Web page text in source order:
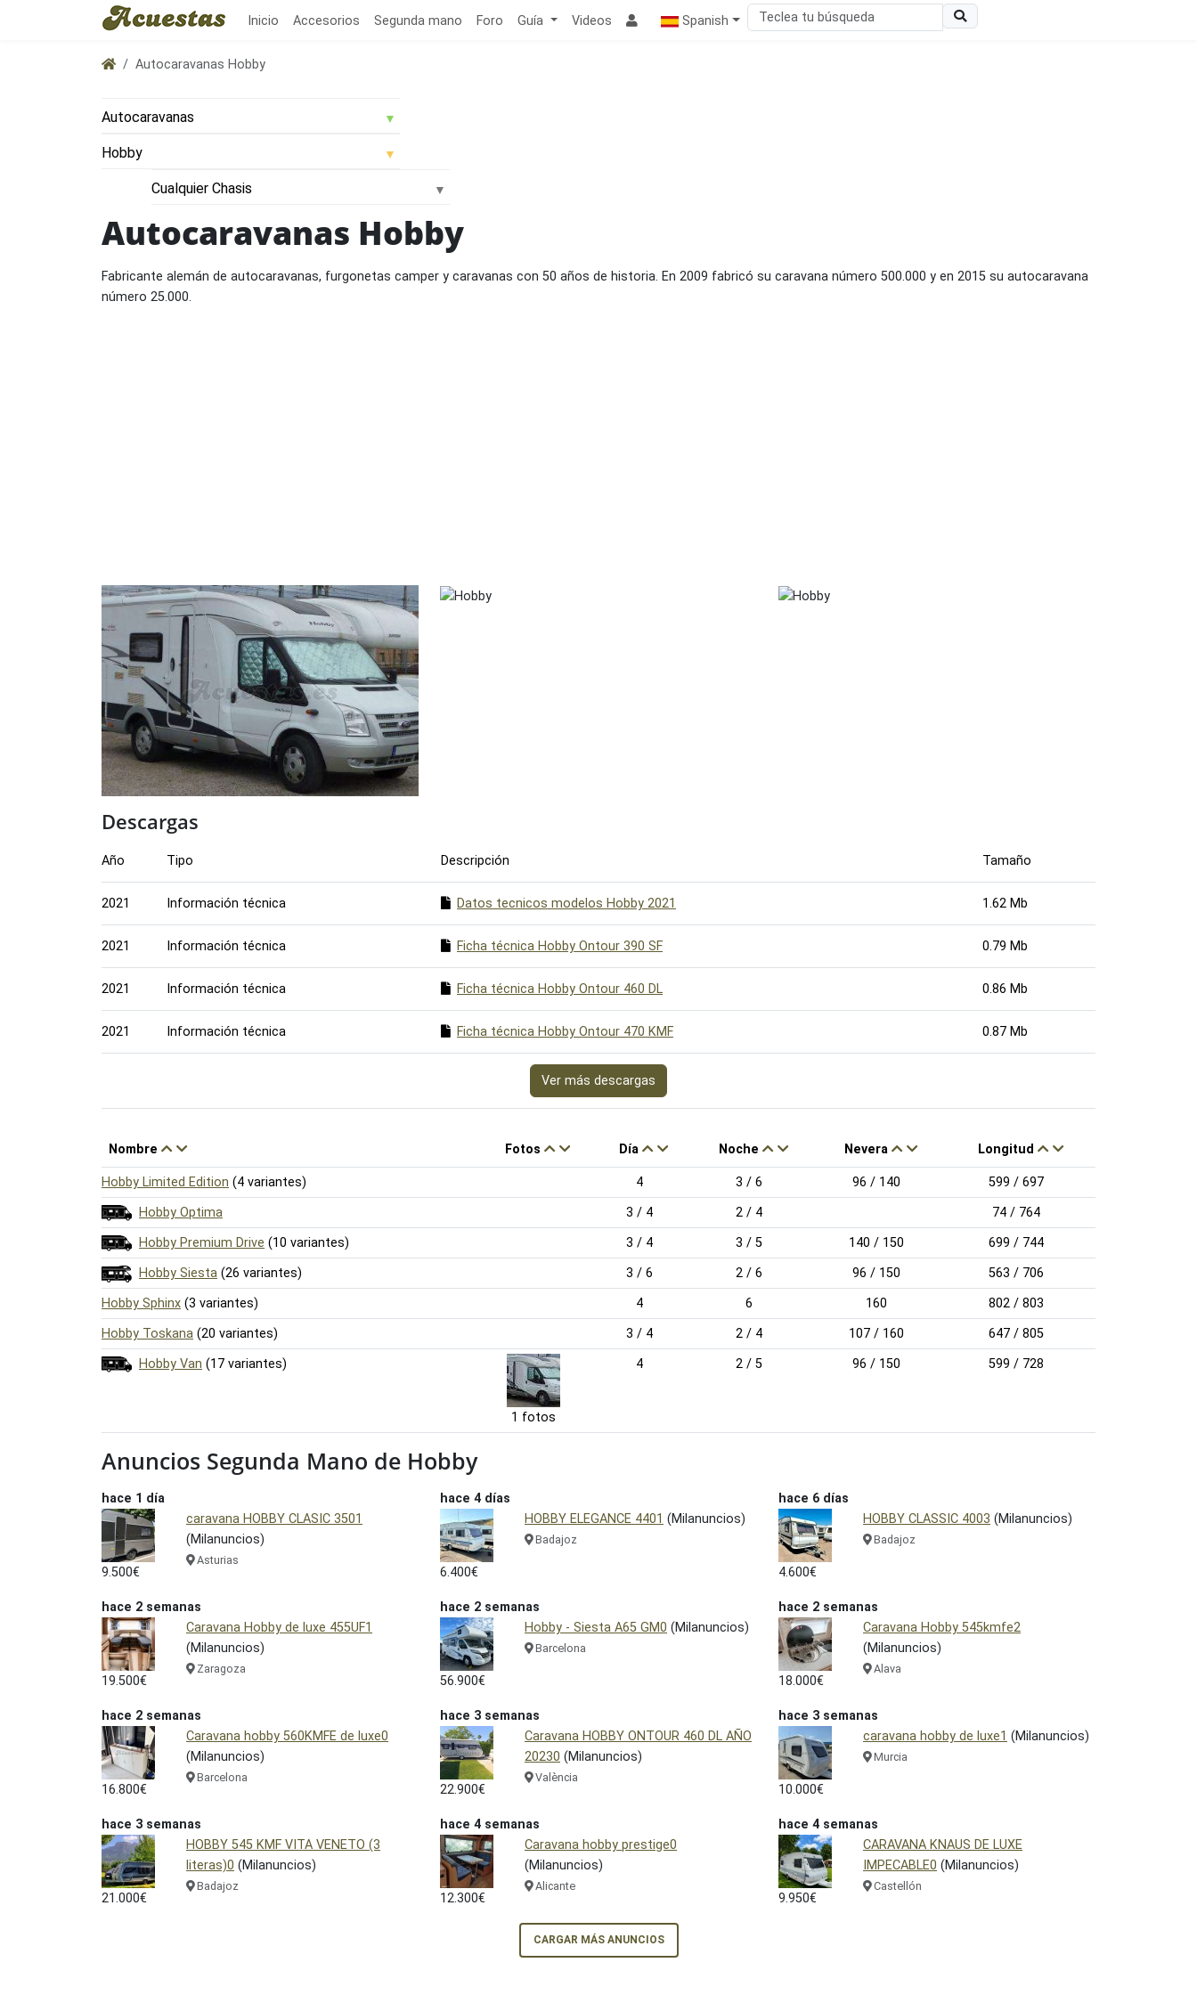
Inicio Accesorios Segunda mano Foro Guía Videos Spanish
Autocaravanas Hobby
Autocaravanas Hobby
Fabricante alemán de autocaravanas, furgonetas camper y caravanas con 50 años de historia. En 2009 fabricó su caravana número 500.000 y en 2015 su autocaravana
número 25.000.
Descargas
Año Tipo Descripción Tamaño
2021 Información técnica Datos tecnicos modelos Hobby 2021 1.62 Mb
2021 Información técnica Ficha técnica Hobby Ontour 390 SF 0.79 Mb
2021 Información técnica Ficha técnica Hobby Ontour 460 DL 0.86 Mb
2021 Información técnica Ficha técnica Hobby Ontour 470 KMF 0.87 Mb
Ver más descargas
Nombre Fotos Día Noche Nevera Longitud
Hobby Limited Edition (4 variantes) 4 3 / 6 96 / 140
599 / 697
Hobby Optima
3 / 4 2 / 4
74 / 764
Hobby Premium Drive (10 variantes) 3 / 4 3 / 5 140 / 150
699 / 744
Hobby Siesta (26 variantes) 3 / 6 2 / 6 96 / 150
563 / 706
Hobby Sphinx (3 variantes) 4 6 160
802 / 803
Hobby Toskana (20 variantes) 3 / 4 2 / 4 107 / 160
647 / 805
Hobby Van (17 variantes)
1 fotos
4 2 / 5 96 / 150 599 / 728
Anuncios Segunda Mano de Hobby
hace 1 día
9.500€
caravana HOBBY CLASIC 3501
(Milanuncios)
Asturias
hace 4 días
6.400€
HOBBY ELEGANCE 4401 (Milanuncios)
Badajoz
hace 6 días
4.600€
HOBBY CLASSIC 4003 (Milanuncios)
Badajoz
hace 2 semanas
19.500€
Caravana Hobby de luxe 455UF1
(Milanuncios)
Zaragoza
hace 2 semanas
56.900€
Hobby - Siesta A65 GM0 (Milanuncios)
Barcelona
hace 2 semanas
18.000€
Caravana Hobby 545kmfe2
(Milanuncios)
Alava
hace 2 semanas
16.800€
Caravana hobby 560KMFE de luxe0
(Milanuncios)
Barcelona
hace 3 semanas
22.900€
Caravana HOBBY ONTOUR 460 DL AÑO
20230 (Milanuncios)
València
hace 3 semanas
10.000€
caravana hobby de luxe1 (Milanuncios)
Murcia
hace 3 semanas
21.000€
HOBBY 545 KMF VITA VENETO (3
literas)0 (Milanuncios)
Badajoz
hace 4 semanas
12.300€
Caravana hobby prestige0
(Milanuncios)
Alicante
hace 4 semanas
9.950€
CARAVANA KNAUS DE LUXE
IMPECABLE0 (Milanuncios)
Castellón
CARGAR MÁS ANUNCIOS